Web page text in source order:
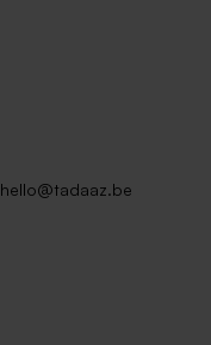
hello@tadaaz.be